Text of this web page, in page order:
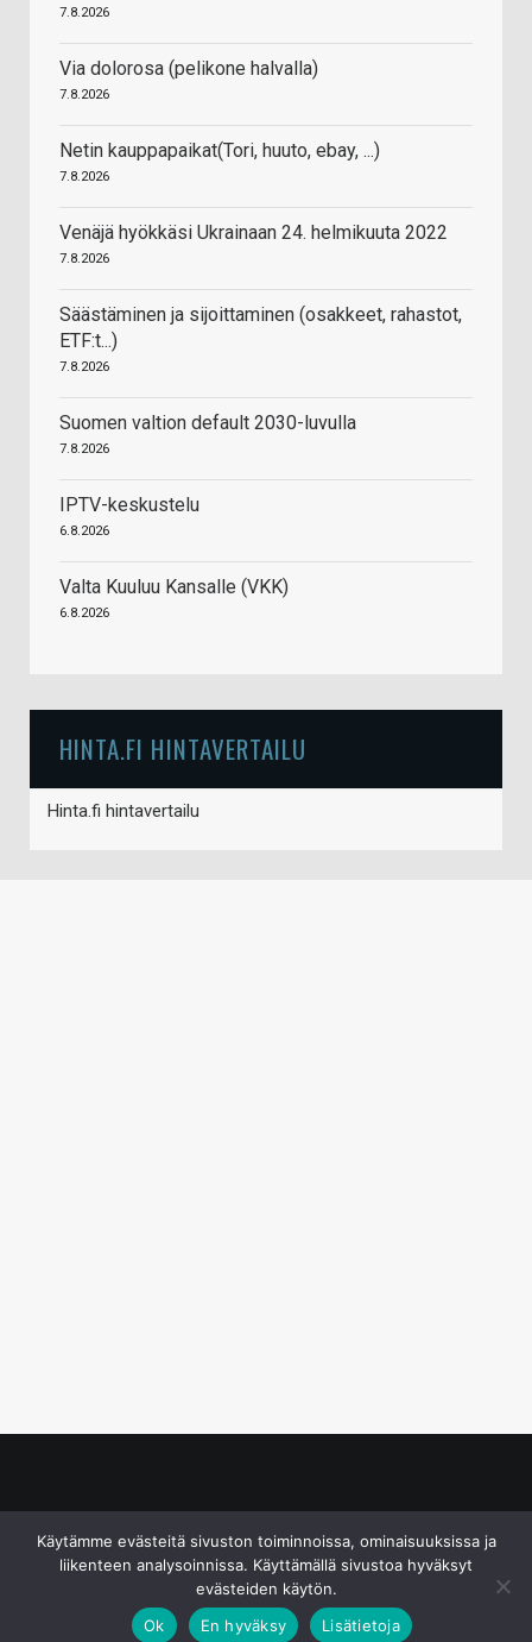
7.8.2026
Via dolorosa (pelikone halvalla)
7.8.2026
Netin kauppapaikat(Tori, huuto, ebay, ...)
7.8.2026
Venäjä hyökkäsi Ukrainaan 24. helmikuuta 2022
7.8.2026
Säästäminen ja sijoittaminen (osakkeet, rahastot,
ETF:t...)
7.8.2026
Suomen valtion default 2030-luvulla
7.8.2026
IPTV-keskustelu
6.8.2026
Valta Kuuluu Kansalle (VKK)
6.8.2026
HINTA.FI HINTAVERTAILU
Hinta.fi hintavertailu
Käytämme evästeitä sivuston toiminnoissa, ominaisuuksissa ja
liikenteen analysoinnissa. Käyttämällä sivustoa hyväksyt
evästeiden käytön.
Ok
En hyväksy Lisätietoja